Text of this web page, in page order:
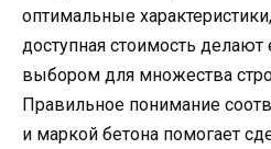
оптимальные
доступная стоимость
выбором для множества
Правильное понимание
и маркой бетона помогает